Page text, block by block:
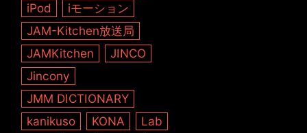
iPod
iモーション
JAM-Kitchen放送局
JAMKitchen
JINCO
Jincony
JMM DICTIONARY
kanikuso
KONA
Lab